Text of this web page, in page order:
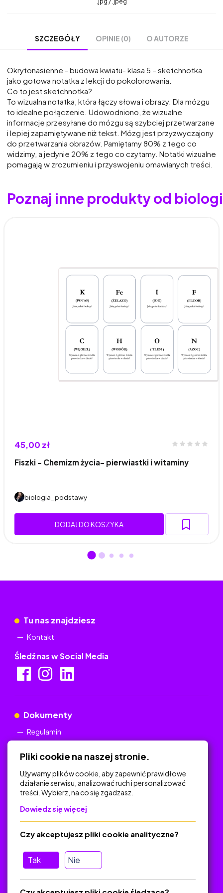
SZCZEGÓŁY OPINIE (0) O AUTORZE
Okrytonasienne - budowa kwiatu- klasa 5 – sketchnotka
jako gotowa notatka z lekcji do pokolorowania.
Co to jest sketchnotka?
To wizualna notatka, która łączy słowa i obrazy. Dla mózgu
to idealne połączenie. Udowodniono, że wizualne
informacje przesyłane do mózgu są szybciej przetwarzane
i lepiej zapamiętywane niż tekst. Mózg jest przyzwyczajony
do przetwarzania obrazów. Pamiętamy 80% z tego co
widzimy, a jedynie 20% z tego co czytamy. Notatki wizualne
pomagają w zrozumieniu i przyswojeniu omawianych treści.
Poznaj inne produkty od
45,00 zł
Fiszki - Chemizm życia- pierwiastki i witaminy
biologia_podstawy
DODAJ DO KOSZYKA
Tu nas znajdziesz
Kontakt
Śledź nas w Social Media
Dokumenty
Regulamin
Na skróty
Polityka Prywatności
O platformie
Baza materiałów dydaktycznych
Jak zostać autorem
Pliki cookie na naszej stronie.
Używamy plików cookie, aby zapewnić prawidłowe
działanie serwisu, analizować ruch i personalizować
treści. Wybierz, na co się zgadzasz.
Dowiedz się więcej
Tak Nie
Czy akceptujesz pliki cookie analityczne?